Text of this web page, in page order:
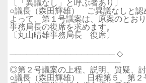
〔「異議なし」と呼ぶ者あり〕
○議長（森田輝雄） ご異議なしと認
よって、第１号議案は、原案のとお
事務局長の復席を求めます。
〔丸山晴雄事務局長 復席〕
─────────────────── ◇
────────────────────
◎第２号議案の上程、説明、質疑、
○議長（森田輝雄） 日程第５、第